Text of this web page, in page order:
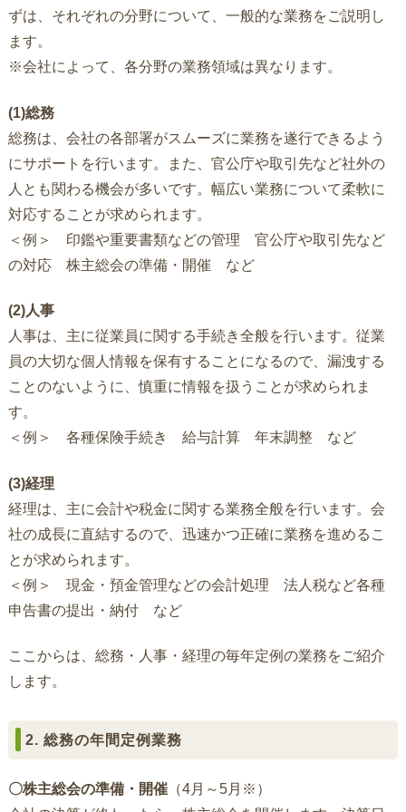
ずは、それぞれの分野について、一般的な業務をご説明し
ます。
※会社によって、各分野の業務領域は異なります。
(1)総務
総務は、会社の各部署がスムーズに業務を遂行できるよう
にサポートを行います。また、官公庁や取引先など社外の
人とも関わる機会が多いです。幅広い業務について柔軟に
対応することが求められます。
＜例＞ 印鑑や重要書類などの管理 官公庁や取引先など
の対応 株主総会の準備・開催 など
(2)人事
人事は、主に従業員に関する手続き全般を行います。従業
員の大切な個人情報を保有することになるので、漏洩する
ことのないように、慎重に情報を扱うことが求められま
す。
＜例＞ 各種保険手続き 給与計算 年末調整 など
(3)経理
経理は、主に会計や税金に関する業務全般を行います。会
社の成長に直結するので、迅速かつ正確に業務を進めるこ
とが求められます。
＜例＞ 現金・預金管理などの会計処理 法人税など各種
申告書の提出・納付 など
ここからは、総務・人事・経理の毎年定例の業務をご紹介
します。
2. 総務の年間定例業務
〇株主総会の準備・開催（4月～5月※）